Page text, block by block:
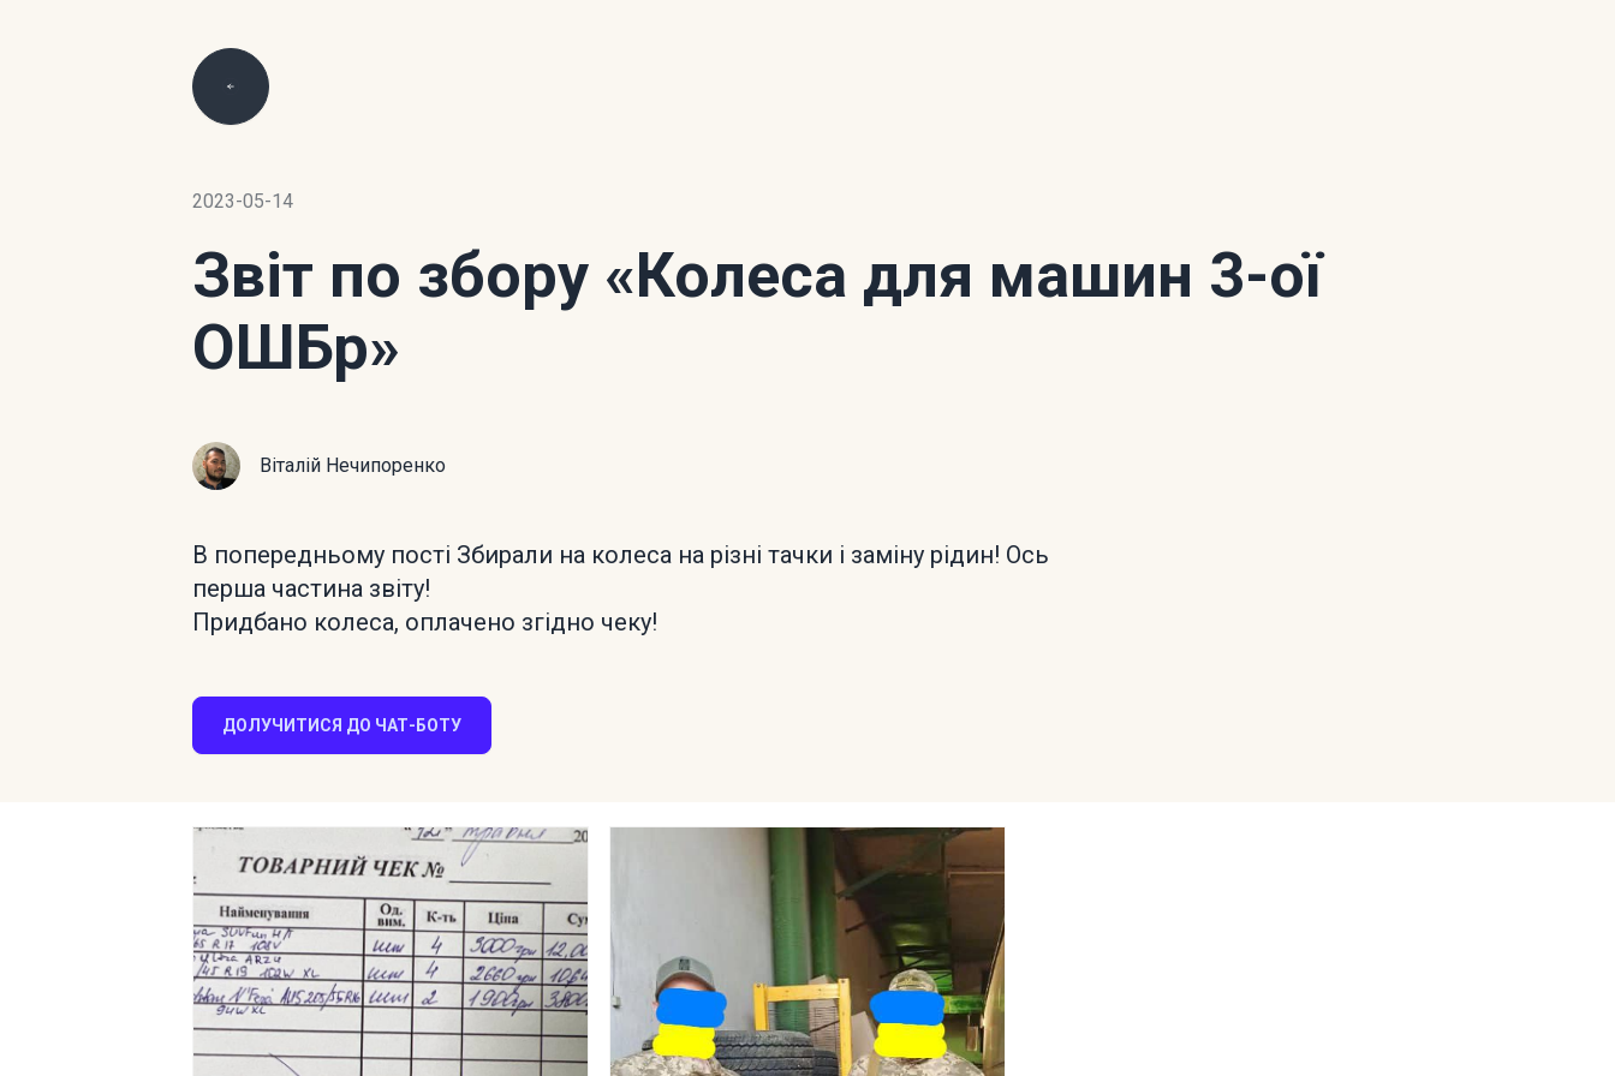
2023-05-14
Звіт по збору «Колеса для машин 3-ої
ОШБр»
Віталій Нечипоренко
В попередньому пості Збирали на колеса на різні тачки і заміну рідин! Ось
перша частина звіту!
Придбано колеса, оплачено згідно чеку!
ДОЛУЧИТИСЯ ДО ЧАТ-БОТУ